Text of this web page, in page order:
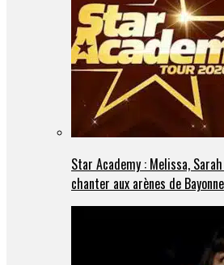
Star Academy : Melissa,
chanter aux arènes de Bayonne